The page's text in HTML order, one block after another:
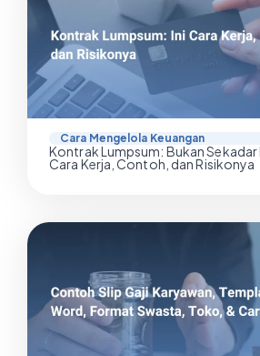
Cara Mengelola Keuangan
Kontrak Lumpsum: Bukan Sekadar
Cara Kerja, Contoh, dan Risikonya